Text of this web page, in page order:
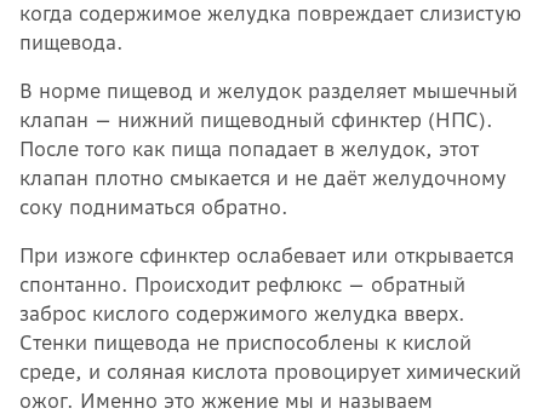
когда содержимое желудка повреждает слизистую
пищевода.
В норме пищевод и желудок разделяет мышечный
клапан — нижний пищеводный сфинктер (НПС).
После того как пища попадает в желудок, этот
клапан плотно смыкается и не даёт желудочному
соку подниматься обратно.
При изжоге сфинктер ослабевает или открывается
спонтанно. Происходит рефлюкс — обратный
заброс кислого содержимого желудка вверх.
Стенки пищевода не приспособлены к кислой
среде, и соляная кислота провоцирует химический
ожог. Именно это жжение мы и называем